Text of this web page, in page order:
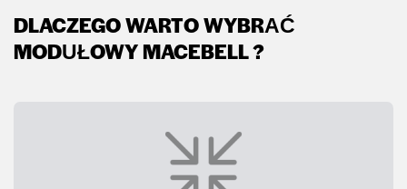
DLACZEGO WARTO WYBRAĆ
MODUŁOWY MACEBELL ?